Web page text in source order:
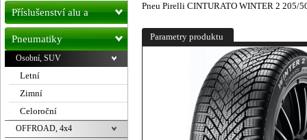
Pneu Pirelli CINTURATO WINTER 2 205/
Parametry produktu
Příslušenství alu a
pneu
Pneumatiky
Osobní, SUV
Letní
Zimní
Celoroční
OFFROAD, 4x4